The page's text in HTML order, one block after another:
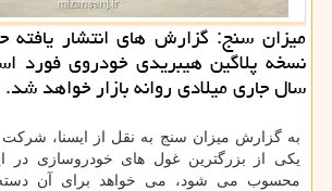
میزان سنج: گزارش های انتشار
نسخه پلاگین هیبریدی خودروی فورد
سال جاری میلادی روانه بازار خواهد شد.
به گزارش میزان سنج به نقل از ایسنا،
یکی از بزرگترین غول های خودروسازی در
محسوب می شود، می خواهد برای آن دسته